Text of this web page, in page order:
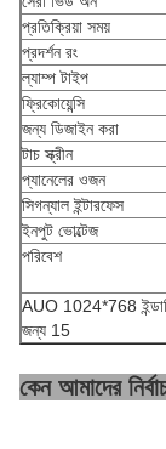
প্রতিক্রিয়া সময়
প্রদর্শন রং
ল্যাম্প টাইপ
ফ্রিকোয়েন্সি
জন্য ডিজাইন করা
টাচ স্ক্রীন
প্যানেলের ওজন
সিগন্যাল ইন্টারফেস
ইনপুট ভোল্টেজ
পরিবেশ
AUO 1024*768
জন্য 15
কেন আমাদের